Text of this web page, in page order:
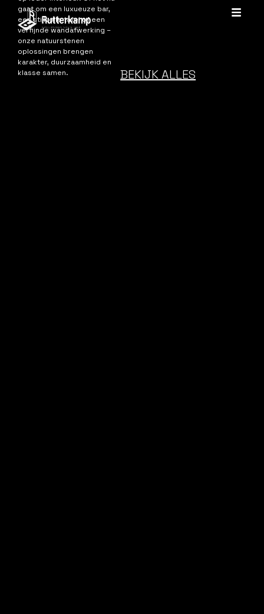
gaat om een luxueuze bar,
een stijlvolle tafel of een
verfijnde wandafwerking –
onze natuurstenen
oplossingen brengen
karakter, duurzaamheid en
klasse samen.
BEKIJK ALLES